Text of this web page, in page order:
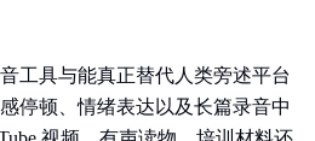
工具与能真正替代人类旁述平台
停顿、情绪表达以及长篇录音中